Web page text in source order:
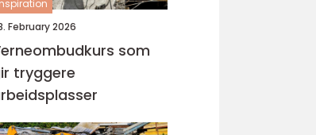
February 2026
som
tryggere